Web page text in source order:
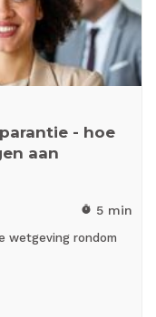
- hoe
aan
timer 5 min
wetgeving rondom